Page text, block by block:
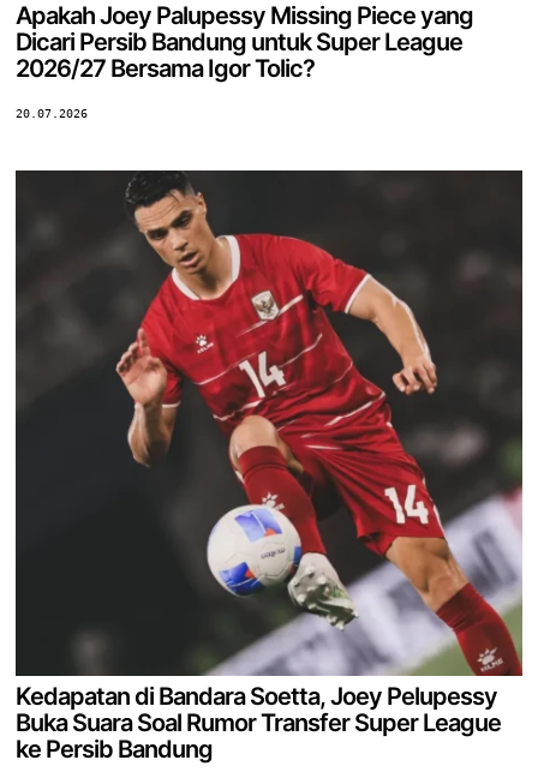
Apakah Joey Palupessy Missing Piece yang
Dicari Persib Bandung untuk Super League
2026/27 Bersama Igor Tolic?
20.07.2026
Kedapatan di Bandara Soetta, Joey Pelupessy
Buka Suara Soal Rumor Transfer Super League
ke Persib Bandung